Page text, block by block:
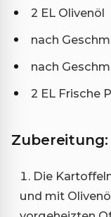
2 EL Olivenöl
nach
nach
2 EL Frische
Zubereitung:
Die
und mit